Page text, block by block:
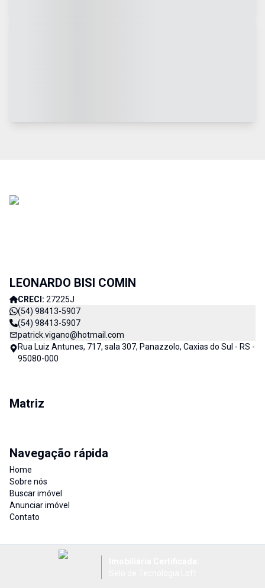
LEONARDO BISI COMIN
CRECI: 27225J
(54) 98413-5907
(54) 98413-5907
patrick.vigano@hotmail.com
Rua Luiz Antunes, 717, sala 307, Panazzolo, Caxias do Sul - RS -
95080-000
Matriz
Navegação rápida
Home
Sobre nós
Buscar imóvel
Anunciar imóvel
Contato